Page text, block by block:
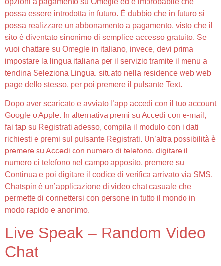
opzioni a pagamento su Omegle ed è improbabile che
possa essere introdotta in futuro. È dubbio che in futuro si
possa realizzare un abbonamento a pagamento, visto che il
sito è diventato sinonimo di semplice accesso gratuito. Se
vuoi chattare su Omegle in italiano, invece, devi prima
impostare la lingua italiana per il servizio tramite il menu a
tendina Seleziona Lingua, situato nella residence web web
page dello stesso, per poi premere il pulsante Text.
Dopo aver scaricato e avviato l’app accedi con il tuo account
Google o Apple. In alternativa premi su Accedi con e-mail,
fai tap su Registrati adesso, compila il modulo con i dati
richiesti e premi sul pulsante Registrati. Un’altra possibilità è
premere su Accedi con numero di telefono, digitare il
numero di telefono nel campo apposito, premere su
Continua e poi digitare il codice di verifica arrivato via SMS.
Chatspin è un’applicazione di video chat casuale che
permette di connettersi con persone in tutto il mondo in
modo rapido e anonimo.
Live Speak – Random Video
Chat